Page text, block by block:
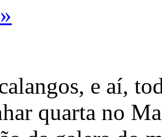
e aí,
quarta no